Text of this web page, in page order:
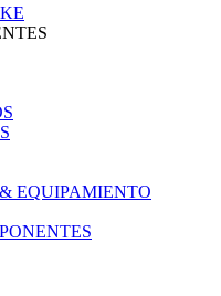
EQUIPAMIENTO